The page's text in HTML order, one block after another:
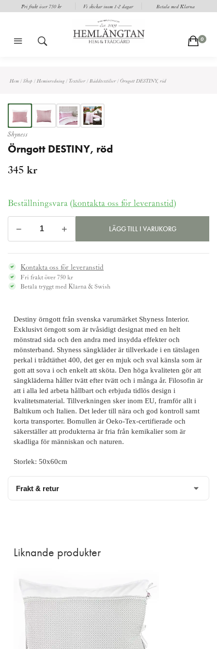
Fri frakt över 750 kr Vi skickar inom 1-2 dagar Betala med Klarna
m s c 0
Hem / Shop / Heminredning/ Textilier/ Bäddtextilier/ Örngott DESTINY, röd
Shyness
Örngott DESTINY, röd
345 kr
Beställningsvara (kontakta oss för leveranstid)
Örngott
DESTINY,
röd
mängd
− + LÄGG TILL I VARUKORG
Kontakta oss för leveranstid
Fri frakt över 750 kr
Betala tryggt med Klarna & Swish
Destiny örngott från svenska varumärket Shyness Interior.
Exklusivt örngott som är tvåsidigt designat med en helt
mönstrad sida och den andra med insydda effekter och
mönsterband. Shyness sängkläder är tillverkade i en tätslagen
perkal i trådtäthet 400, det ger en mjuk och sval känsla som är
gott att sova i och enkelt att sköta. Den höga kvaliteten gör att
sängkläderna håller tvätt efter tvätt och i många år. Filosofin är
att i alla led arbeta hållbart och erbjuda tidlös design i
kvalitetsmaterial. Tillverkningen sker inom EU, framför allt i
Baltikum och Italien. Det leder till nära och god kontroll samt
korta transporter. Bomullen är Oeko-Tex-certifierade och
säkerställer att produkterna är fria från kemikalier som är
skadliga för människan och naturen.
Storlek: 50x60cm
Frakt & retur
Liknande produkter